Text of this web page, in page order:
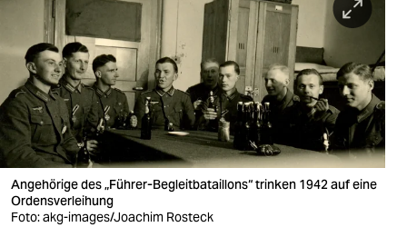
berlin
nord
wahrheit
verlag
verlag
veranstaltungen
Angehörige des „Führer-Begleitbataillons“ trinken 1942 auf eine
Ordensverleihung
Foto: akg-images/Joachim Rosteck